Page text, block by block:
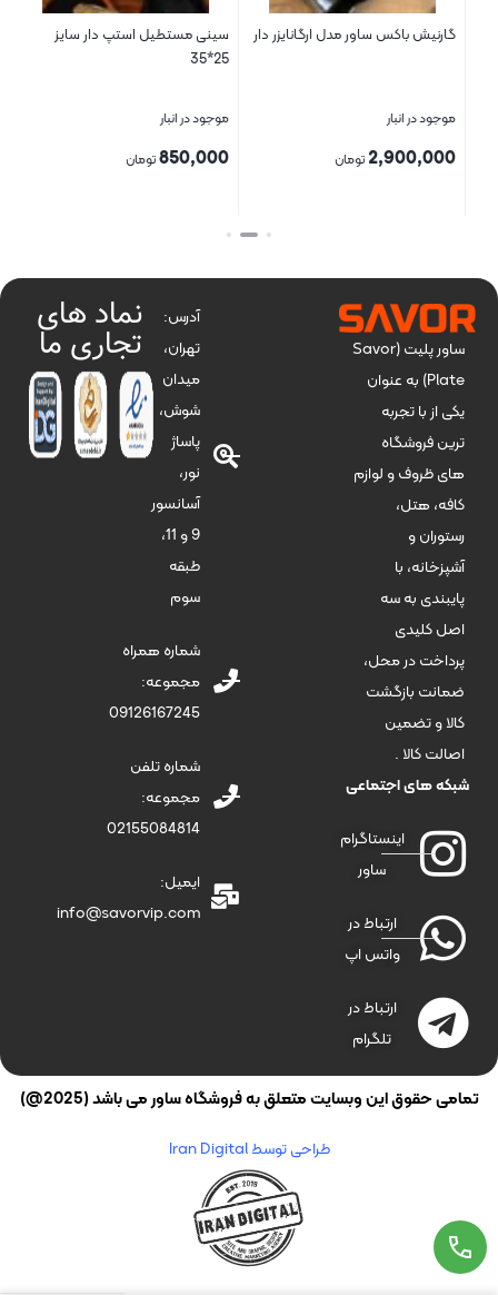
گارنیش باکس ساور مدل ارگانایزر دار
موجود در انبار
2,900,000تومان
سینی مستطیل استپ دار سایز
25*35
موجود در انبار
850,000تومان
بستن
ساور پلیت (Savor
Plate) به عنوان
یکی از با تجربه
ترین فروشگاه
های ظروف و لوازم
کافه، هتل،
رستوران و
آشپزخانه، با
پایبندی به سه
اصل کلیدی
پرداخت در محل،
ضمانت بازگشت
کالا و تضمین
اصالت کالا .
شبکه های اجتماعی
اینستاگرام
ساور
ارتباط در
واتس اپ
ارتباط در
تلگرام
آدرس:
تهران،
میدان
شوش،
پاساژ
نور،
آسانسور
9 و 11،
طبقه
سوم
شماره همراه
مجموعه:
09126167245
شماره تلفن
مجموعه:
02155084814
ایمیل:
info@savorvip.com
نماد های
تجاری ما
تمامی حقوق این وبسایت متعلق به فروشگاه ساور می باشد (2025@)
طراحی توسط Iran Digital